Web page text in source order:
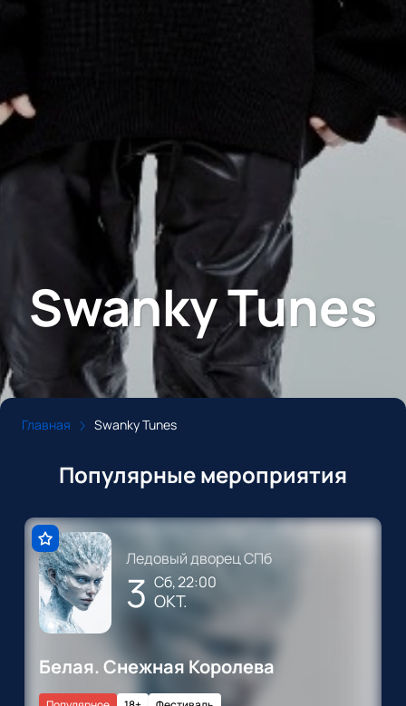
Swanky Tunes
Главная Swanky Tunes
Популярные мероприятия
Ледовый дворец СПб
3 сб, 22:00
ОКТ.
Белая. Снежная Королева